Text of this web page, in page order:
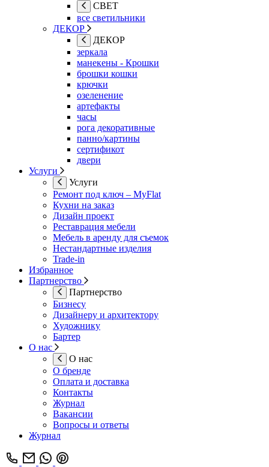
СВЕТ
все светильники
ДЕКОР
ДЕКОР
зеркала
манекены - Крошки
брошки кошки
крючки
озеленение
артефакты
часы
рога декоративные
панно/картины
сертификот
двери
Услуги
Услуги
Ремонт под ключ – MyFlat
Кухни на заказ
Дизайн проект
Реставрация мебели
Мебель в аренду для съемок
Нестандартные изделия
Trade-in
Избранное
Партнерство
Партнерство
Бизнесу
Дизайнеру и архитектору
Художнику
Бартер
О нас
О нас
О бренде
Оплата и доставка
Контакты
Журнал
Вакансии
Вопросы и ответы
Журнал